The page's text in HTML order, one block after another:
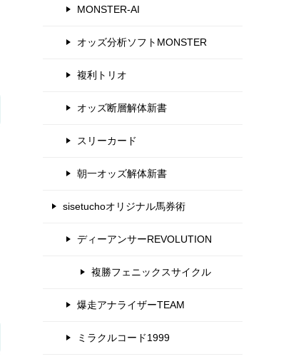
MONSTER-AI
オッズ分析ソフトMONSTER
複利トリオ
オッズ断層解体新書
スリーカード
朝一オッズ解体新書
sisetuchoオリジナル馬券術
ディーアンサーREVOLUTION
複勝フェニックスサイクル
爆走アナライザーTEAM
ミラクルコード1999